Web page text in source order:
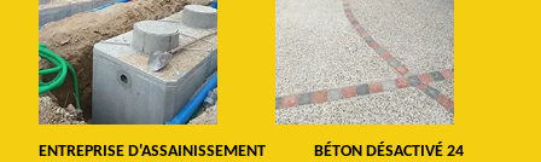
ENTREPRISE D'ASSAINISSEMENT BÉTON DÉSACTIVÉ 24